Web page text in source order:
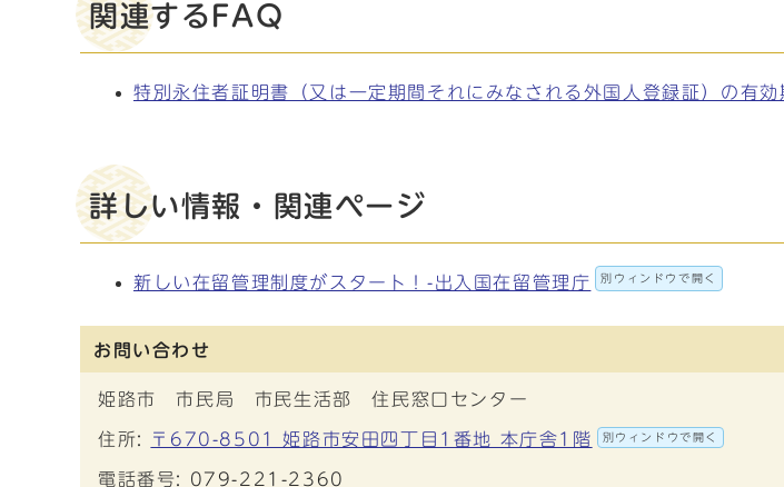
関連するFAQ
特別永住者証明書（又は一定期間それにみなされる外国人登録証）の有
詳しい情報・関連ページ
新しい在留管理制度がスタート！-出入国在留管理庁 別ウィンドウで開く
お問い合わせ
姫路市 市民局 市民生活部 住民窓口センター
住所: 〒670-8501 姫路市安田四丁目1番地 本庁舎1階 別ウィンドウで開く
電話番号: 079-221-2360